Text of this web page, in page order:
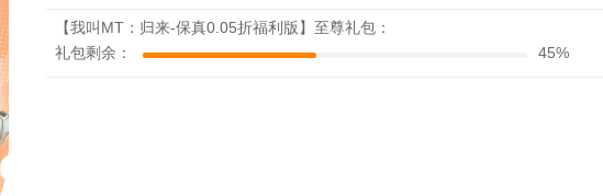
【我叫MT：归来-保真0.05折福利版】至尊礼包：
礼包剩余：
45%